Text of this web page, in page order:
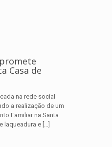
Casa de
na rede social
a realização de um
Familiar na Santa
laqueadura e […]